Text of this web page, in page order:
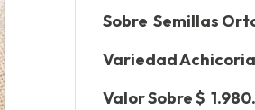
Sobre Semillas
Variedad
Valor Sobre $